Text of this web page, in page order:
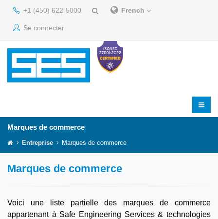
+1 (450) 622-5000 French
Se connecter
Marques de commerce
Entreprise Marques de commerce
Marques de commerce
Voici une liste partielle des marques de commerce
appartenant à Safe Engineering Services & technologies